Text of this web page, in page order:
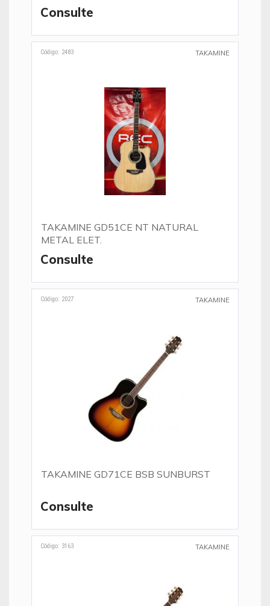
Consulte
Código: 2483 TAKAMINE
TAKAMINE GD51CE NT NATURAL
METAL ELET.
Consulte
Código: 2027 TAKAMINE
TAKAMINE GD71CE BSB SUNBURST
Consulte
Código: 3163 TAKAMINE